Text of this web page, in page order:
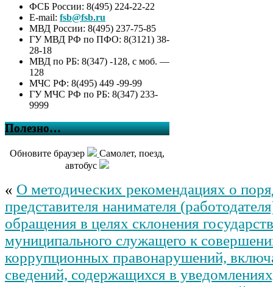
ФСБ России: 8(495) 224-22-22
E-mail: fsb@fsb.ru
МВД России: 8(495) 237-75-85
ГУ МВД РФ по ПФО: 8(3121) 38-
28-18
МВД по РБ: 8(347) -128, с моб. —
128
МЧС РФ: 8(495) 449 -99-99
ГУ МЧС РФ по РБ: 8(347) 233-
9999
Полезно…
Обновите браузер
Самолет, поезд,
автобус
« О методических рекомендациях о
представителя нанимателя
обращения в целях склонения
муниципального служащего к
коррупционных правонарушений,
сведений, содержащихся в